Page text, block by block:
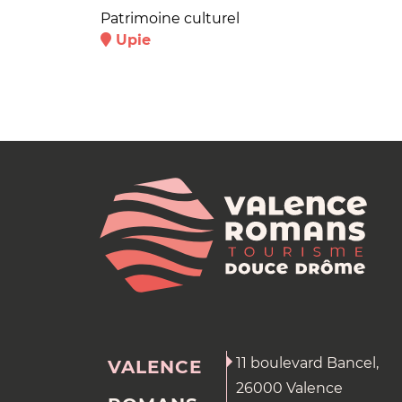
Patrimoine culturel
Upie
VALENCE
11 boulevard Bancel,
26000 Valence